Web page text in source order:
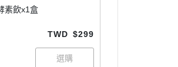
素飲x1盒
TWD $299